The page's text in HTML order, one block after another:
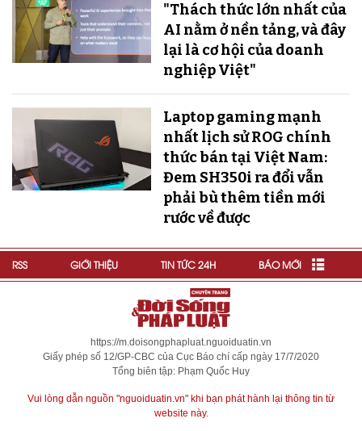
"Thách thức lớn nhất của
AI nằm ở nền tảng, và đây
lại là cơ hội của doanh
nghiệp Việt"
Laptop gaming mạnh
nhất lịch sử ROG chính
thức bán tại Việt Nam:
Đem SH350i ra đổi vẫn
phải bù thêm tiền mới
rước về được
RSS GIỚI THIỆU TIN TỨC 24H BÁO MỚI
https://m.doisongphapluat.nguoiduatin.vn
Giấy phép số 12/GP-CBC của Cục Báo chí cấp ngày 17/7/2020
Tổng biên tập: Phạm Quốc Huy
Vui lòng dẫn nguồn "nguoiduatin.vn" khi bạn phát hành lại thông tin từ
website này.